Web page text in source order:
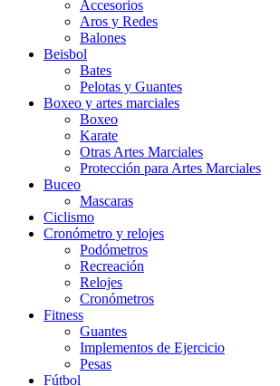
Accesorios
Aros y Redes
Balones
Beisbol
Bates
Pelotas y Guantes
Boxeo y artes marciales
Boxeo
Karate
Otras Artes Marciales
Protección para Artes Marciales
Buceo
Mascaras
Ciclismo
Cronómetro y relojes
Podómetros
Recreación
Relojes
Cronómetros
Fitness
Guantes
Implementos de Ejercicio
Pesas
Fútbol